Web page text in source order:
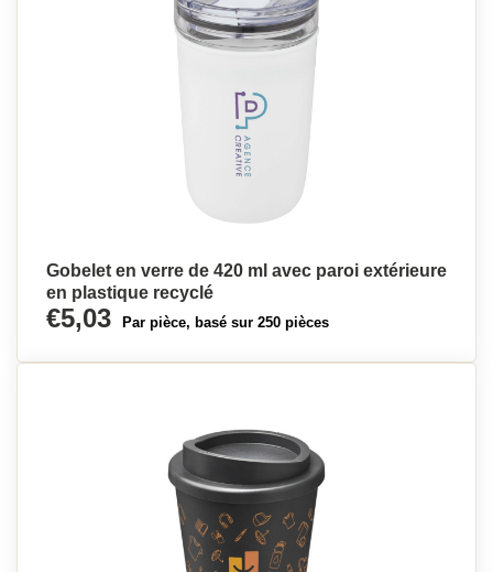
Gobelet en verre de 420 ml avec paroi extérieure
en plastique recyclé
€5,03 Par pièce, basé sur 250 pièces